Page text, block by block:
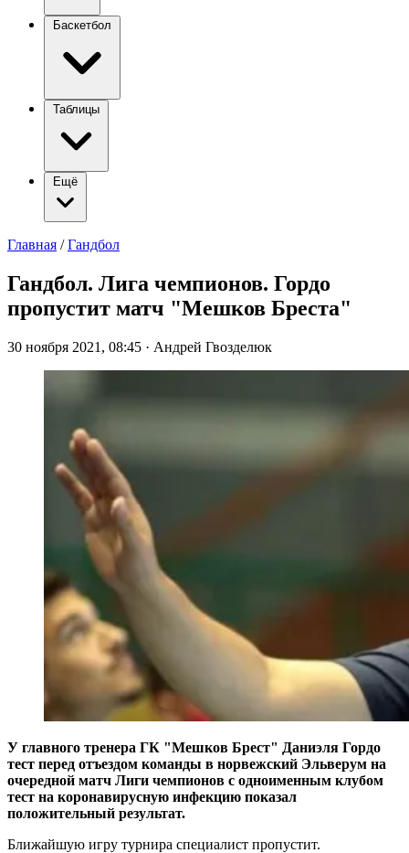
Баскетбол
Таблицы
Ещё
Главная / Гандбол
Гандбол. Лига чемпионов. Гордо
пропустит матч "Мешков Бреста"
30 ноября 2021, 08:45 · Андрей Гвозделюк
У главного тренера ГК "Мешков Брест" Даниэля Гордо
тест перед отъездом команды в норвежский Эльверум на
очередной матч Лиги чемпионов с одноименным клубом
тест на коронавирусную инфекцию показал
положительный результат.
Ближайшую игру турнира специалист пропустит.